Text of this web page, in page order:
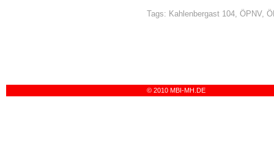
Tags: Kahlenbergast 104, ÖPNV,
© 2010 MBI-MH.DE